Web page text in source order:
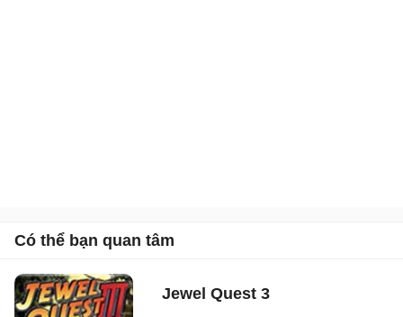
Có thể bạn quan tâm
Jewel Quest 3